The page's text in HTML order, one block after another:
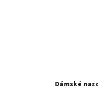
Dámské